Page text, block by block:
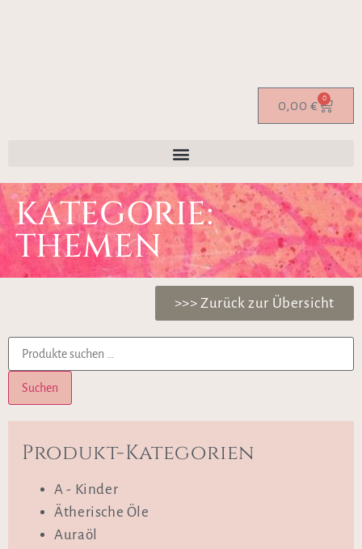
0,00 € 0
KATEGORIE:
THEMEN
>>> Zurück zur Übersicht
Suchen
Produkt-Kategorien
A - Kinder
Ätherische Öle
Auraöl